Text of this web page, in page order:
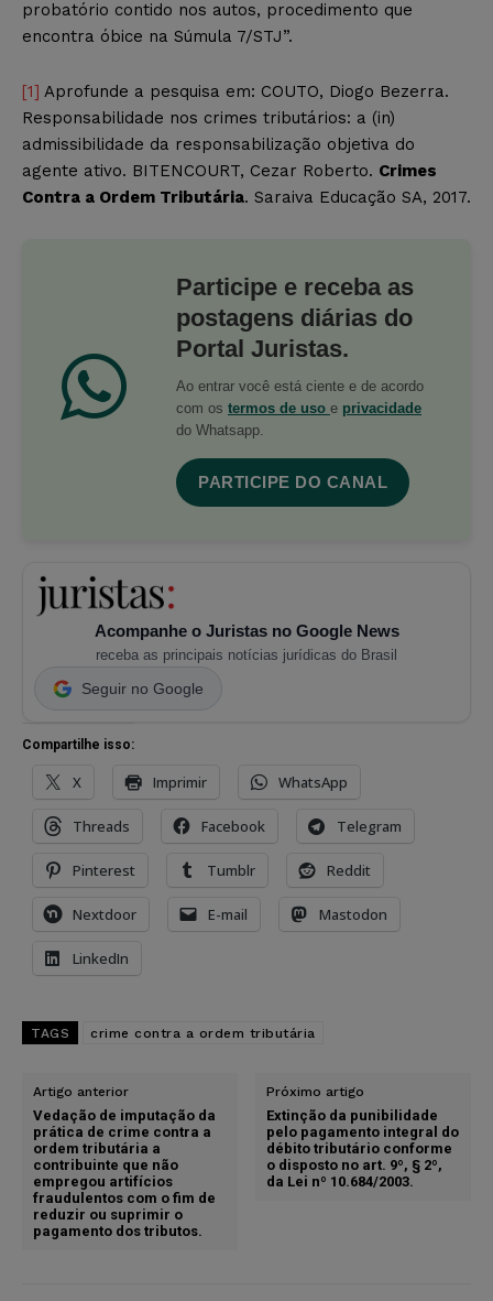
probatório contido nos autos, procedimento que
encontra óbice na Súmula 7/STJ”.
[1] Aprofunde a pesquisa em: COUTO, Diogo Bezerra.
Responsabilidade nos crimes tributários: a (in)
admissibilidade da responsabilização objetiva do
agente ativo. BITENCOURT, Cezar Roberto. Crimes
Contra a Ordem Tributária. Saraiva Educação SA, 2017.
Participe e receba as
postagens diárias do
Portal Juristas.
Ao entrar você está ciente e de acordo
com os termos de uso e privacidade
do Whatsapp.
PARTICIPE DO CANAL
Acompanhe o Juristas no Google News
receba as principais notícias jurídicas do Brasil
Seguir no Google
Compartilhe isso:
X Imprimir WhatsApp
Threads Facebook Telegram
Pinterest Tumblr Reddit
Nextdoor E-mail Mastodon
LinkedIn
TAGS crime contra a ordem tributária
Artigo anterior
Vedação de imputação da
prática de crime contra a
ordem tributária a
contribuinte que não
empregou artifícios
fraudulentos com o fim de
reduzir ou suprimir o
pagamento dos tributos.
Próximo artigo
Extinção da punibilidade
pelo pagamento integral do
débito tributário conforme
o disposto no art. 9º, § 2º,
da Lei nº 10.684/2003.